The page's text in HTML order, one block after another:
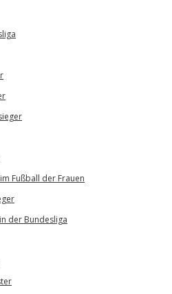
Fußball der Frauen
der Bundesliga